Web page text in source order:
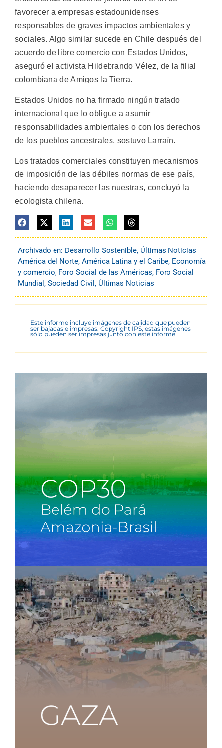
favorecer a empresas estadounidenses
responsables de graves impactos ambientales y
sociales. Algo similar sucede en Chile después del
acuerdo de libre comercio con Estados Unidos,
aseguró el activista Hildebrando Vélez, de la filial
colombiana de Amigos la Tierra.
Estados Unidos no ha firmado ningún tratado
internacional que lo obligue a asumir
responsabilidades ambientales o con los derechos
de los pueblos ancestrales, sostuvo Larraín.
Los tratados comerciales constituyen mecanismos
de imposición de las débiles normas de ese país,
haciendo desaparecer las nuestras, concluyó la
ecologista chilena.
Archivado en: Desarrollo Sostenible, Últimas Noticias
América del Norte, América Latina y el Caribe, Economía
y comercio, Foro Social de las Américas, Foro Social
Mundial , Sociedad Civil , Últimas Noticias
Este informe incluye imágenes de calidad que pueden
ser bajadas e impresas. Copyright IPS, estas imágenes
sólo pueden ser impresas junto con este informe